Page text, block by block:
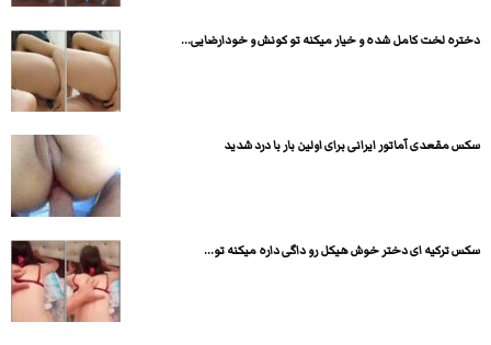
دختره لخت کامل شده و خیار میکنه تو کونش و خودارضایی...
سکس مقعدی آماتور ایرانی برای اولین بار با درد شدید
سکس ترکیه ای دختر خوش هیکل رو داگی داره میکنه تو...